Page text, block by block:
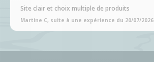
Site clair et choix multiple de produits
Martine C, suite à une expérience du 20/07/2026